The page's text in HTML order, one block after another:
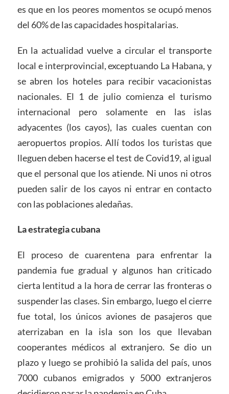
es que en los peores momentos se ocupó menos
del 60% de las capacidades hospitalarias.
En la actualidad vuelve a circular el transporte
local e interprovincial, exceptuando La Habana, y
se abren los hoteles para recibir vacacionistas
nacionales. El 1 de julio comienza el turismo
internacional pero solamente en las islas
adyacentes (los cayos), las cuales cuentan con
aeropuertos propios. Allí todos los turistas que
lleguen deben hacerse el test de Covid19, al igual
que el personal que los atiende. Ni unos ni otros
pueden salir de los cayos ni entrar en contacto
con las poblaciones aledañas.
La estrategia cubana
El proceso de cuarentena para enfrentar la
pandemia fue gradual y algunos han criticado
cierta lentitud a la hora de cerrar las fronteras o
suspender las clases. Sin embargo, luego el cierre
fue total, los únicos aviones de pasajeros que
aterrizaban en la isla son los que llevaban
cooperantes médicos al extranjero. Se dio un
plazo y luego se prohibió la salida del país, unos
7000 cubanos emigrados y 5000 extranjeros